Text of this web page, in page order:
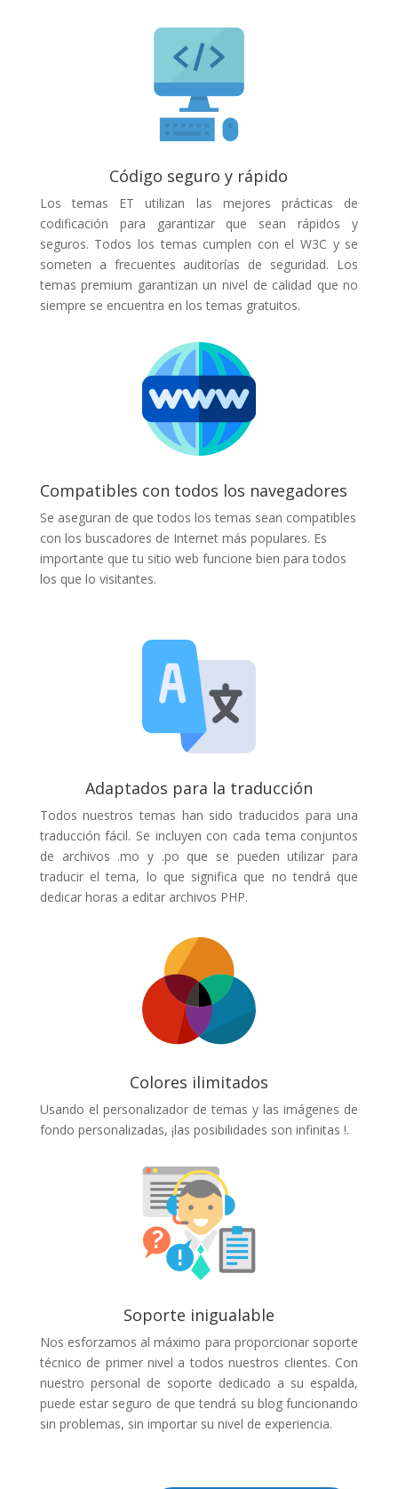
Código seguro y rápido
Los temas ET utilizan las mejores prácticas de
codificación para garantizar que sean rápidos y
seguros. Todos los temas cumplen con el W3C y se
someten a frecuentes auditorías de seguridad. Los
temas premium garantizan un nivel de calidad que no
siempre se encuentra en los temas gratuitos.
Compatibles con todos los navegadores
Se aseguran de que todos los temas sean compatibles
con los buscadores de Internet más populares. Es
importante que tu sitio web funcione bien para todos
los que lo visitantes.
Adaptados para la traducción
Todos nuestros temas han sido traducidos para una
traducción fácil. Se incluyen con cada tema conjuntos
de archivos .mo y .po que se pueden utilizar para
traducir el tema, lo que significa que no tendrá que
dedicar horas a editar archivos PHP.
Colores ilimitados
Usando el personalizador de temas y las imágenes de
fondo personalizadas, ¡las posibilidades son infinitas !.
Soporte inigualable
Nos esforzamos al máximo para proporcionar soporte
técnico de primer nivel a todos nuestros clientes. Con
nuestro personal de soporte dedicado a su espalda,
puede estar seguro de que tendrá su blog funcionando
sin problemas, sin importar su nivel de experiencia.